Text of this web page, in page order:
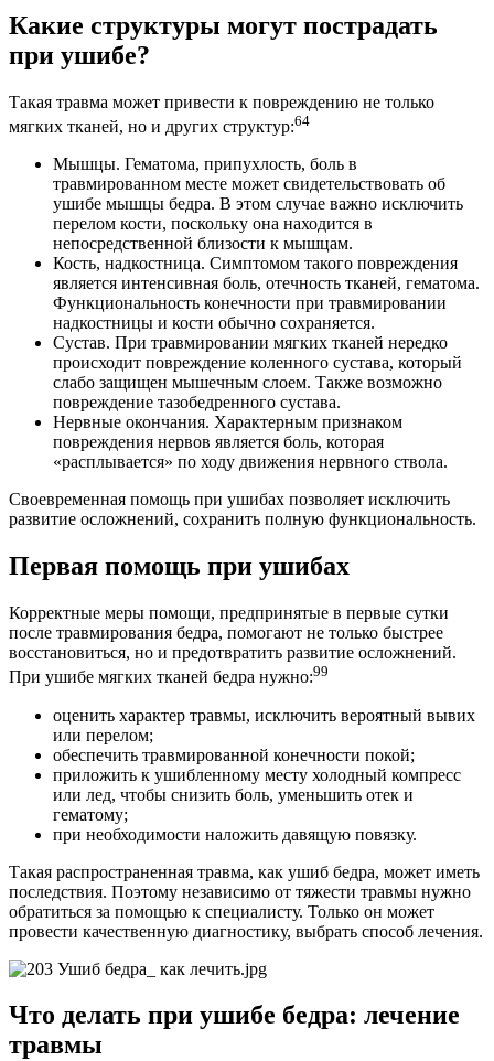
Какие структуры могут пострадать
при ушибе?
Такая травма может привести к повреждению не только
мягких тканей, но и других структур:64
Мышцы. Гематома, припухлость, боль в
травмированном месте может свидетельствовать об
ушибе мышцы бедра. В этом случае важно исключить
перелом кости, поскольку она находится в
непосредственной близости к мышцам.
Кость, надкостница. Симптомом такого повреждения
является интенсивная боль, отечность тканей, гематома.
Функциональность конечности при травмировании
надкостницы и кости обычно сохраняется.
Сустав. При травмировании мягких тканей нередко
происходит повреждение коленного сустава, который
слабо защищен мышечным слоем. Также возможно
повреждение тазобедренного сустава.
Нервные окончания. Характерным признаком
повреждения нервов является боль, которая
«расплывается» по ходу движения нервного ствола.
Своевременная помощь при ушибах позволяет исключить
развитие осложнений, сохранить полную функциональность.
Первая помощь при ушибах
Корректные меры помощи, предпринятые в первые сутки
после травмирования бедра, помогают не только быстрее
восстановиться, но и предотвратить развитие осложнений.
При ушибе мягких тканей бедра нужно:99
оценить характер травмы, исключить вероятный вывих
или перелом;
обеспечить травмированной конечности покой;
приложить к ушибленному месту холодный компресс
или лед, чтобы снизить боль, уменьшить отек и
гематому;
при необходимости наложить давящую повязку.
Такая распространенная травма, как ушиб бедра, может иметь
последствия. Поэтому независимо от тяжести травмы нужно
обратиться за помощью к специалисту. Только он может
провести качественную диагностику, выбрать способ лечения.
Что делать при ушибе бедра: лечение
травмы